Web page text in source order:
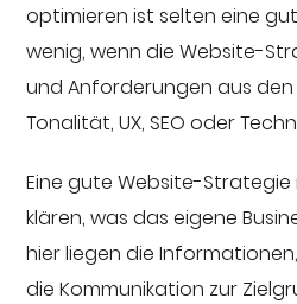
optimieren ist selten eine
wenig, wenn die Website-
und Anforderungen aus den
Tonalität, UX, SEO oder
Eine gute Website-Strategie
klären, was das eigene
hier liegen die
die Kommunikation zur